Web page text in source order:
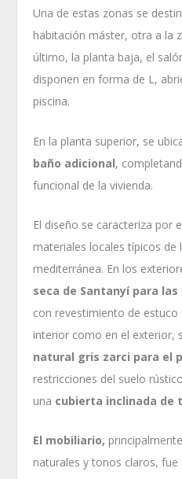
Una de estas zonas se
habitación máster, otra a la
último, la planta baja, el
disponen en forma de L,
piscina.
En la planta superior, se
baño adicional,
funcional de la vivienda.
El diseño se caracteriza por
materiales locales típicos de
mediterránea. En los
seca de Santanyí para
con revestimiento de
interior como en el exterior,
natural gris zarci para el
restricciones del suelo
una cubierta inclinada de
El mobiliario,
naturales y tonos claros, fue